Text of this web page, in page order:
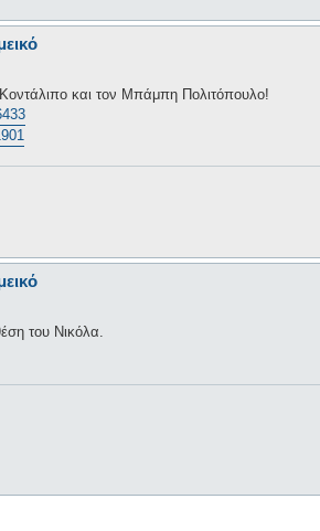
και τον Μπάμπη Πολιτόπουλο!
του Νικόλα.